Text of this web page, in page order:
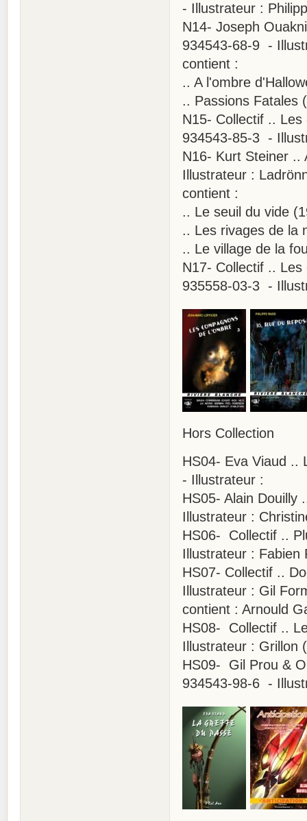
- Illustrateur :
N14- Joseph
934543-68-9 -
contient :
.. A l'ombre
.. Passions Fatales
N15- Collectif ..
934543-85-3 -
N16- Kurt Steiner
Illustrateur :
contient :
.. Le seuil du vide
.. Les rivages de la
.. Le village de la
N17- Collectif ..
935558-03-3 -
Hors Collection
HS04- Eva Viaud
- Illustrateur :
HS05- Alain
Illustrateur :
HS06- Collectif ..
Illustrateur : Fabien
HS07- Collectif ..
Illustrateur : Gil
contient : Arnould
HS08- Collectif ..
Illustrateur : Grillon
HS09- Gil Prou &
934543-98-6 -